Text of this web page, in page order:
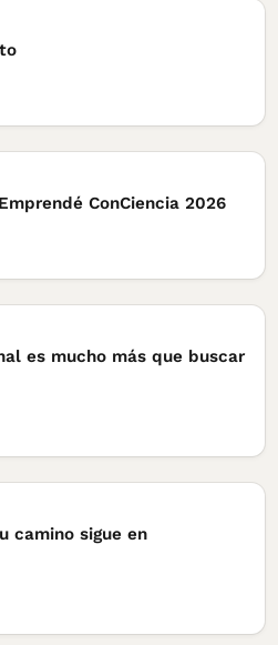
ConCiencia 2026
es mucho más que buscar
camino sigue en